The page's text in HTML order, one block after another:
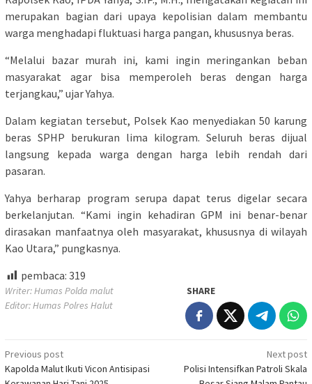
merupakan bagian dari upaya kepolisian dalam membantu
warga menghadapi fluktuasi harga pangan, khususnya beras.
“Melalui bazar murah ini, kami ingin meringankan beban
masyarakat agar bisa memperoleh beras dengan harga
terjangkau,” ujar Yahya.
Dalam kegiatan tersebut, Polsek Kao menyediakan 50 karung
beras SPHP berukuran lima kilogram. Seluruh beras dijual
langsung kepada warga dengan harga lebih rendah dari
pasaran.
Yahya berharap program serupa dapat terus digelar secara
berkelanjutan. “Kami ingin kehadiran GPM ini benar-benar
dirasakan manfaatnya oleh masyarakat, khususnya di wilayah
Kao Utara,” pungkasnya.
pembaca: 319
Writer: Humas Polda malut
Editor: Humas Polres Halut
SHARE
Post
navigation
Previous post
Kapolda Malut Ikuti Vicon Antisipasi
Next post
Polisi Intensifkan Patroli Skala